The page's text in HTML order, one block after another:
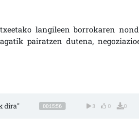
langileen borrokaren
pairatzen dutena,
dira" 00:15:56 3 0 0